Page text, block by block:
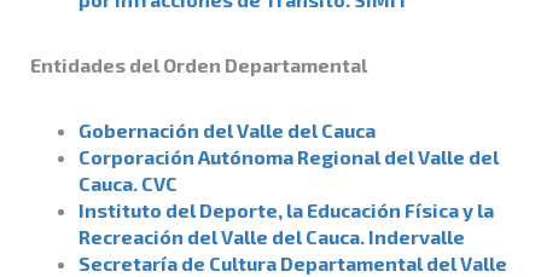
Entidades del Orden Departamental
Gobernación del Valle del Cauca
Corporación Autónoma Regional del Valle del
Cauca. CVC
Instituto del Deporte, la Educación Física y la
Recreación del Valle del Cauca. Indervalle
Secretaría de Cultura Departamental del Valle